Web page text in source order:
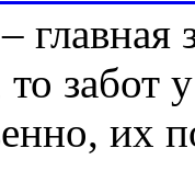
забот
их